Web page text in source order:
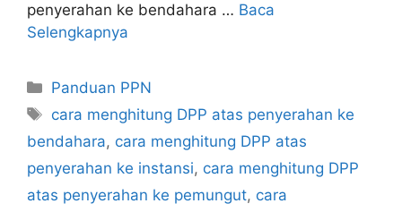
penyerahan ke bendahara … Baca
Selengkapnya
Kategori
Panduan PPN
Tag
cara menghitung DPP atas penyerahan ke
bendahara, cara menghitung DPP atas
penyerahan ke instansi, cara menghitung DPP
atas penyerahan ke pemungut, cara